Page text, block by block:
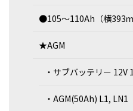
●105～110Ah（横393ｍ
★AGM
・サブバッテリー 12V
・AGM(50Ah) L1, LN1